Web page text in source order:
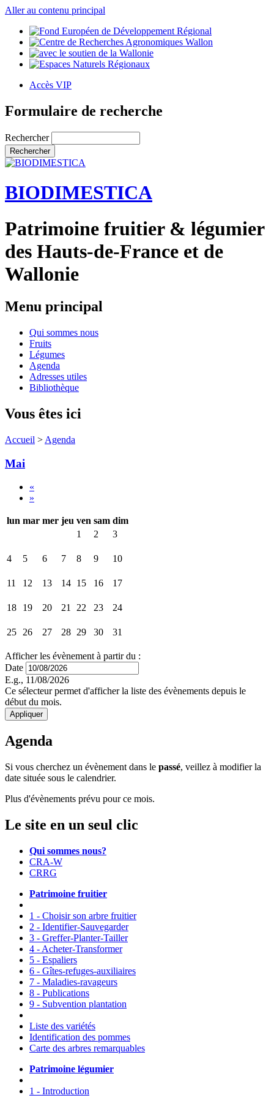
Aller au contenu principal
Accès VIP
Formulaire de recherche
Rechercher
BIODIMESTICA
Patrimoine fruitier & légumier
des Hauts-de-France et de
Wallonie
Menu principal
Qui sommes nous
Fruits
Légumes
Agenda
Adresses utiles
Bibliothèque
Vous êtes ici
Accueil > Agenda
Mai
«
»
lun mar mer jeu ven sam dim
1
2 3
4 5 6 7 8 9 10
11 12 13 14 15 16 17
18 19 20 21 22 23 24
25 26 27 28 29 30 31
Afficher les évènement à partir du :
Date
E.g., 11/08/2026
Ce sélecteur permet d'afficher la liste des évènements depuis le
début du mois.
Agenda
Si vous cherchez un évènement dans le passé, veillez à modifier la
date située sous le calendrier.
Plus d'évènements prévu pour ce mois.
Le site en un seul clic
Qui sommes nous?
CRA-W
CRRG
Patrimoine fruitier
1 - Choisir son arbre fruitier
2 - Identifier-Sauvegarder
3 - Greffer-Planter-Tailler
4 - Acheter-Transformer
5 - Espaliers
6 - Gîtes-refuges-auxiliaires
7 - Maladies-ravageurs
8 - Publications
9 - Subvention plantation
Liste des variétés
Identification des pommes
Carte des arbres remarquables
Patrimoine légumier
1 - Introduction